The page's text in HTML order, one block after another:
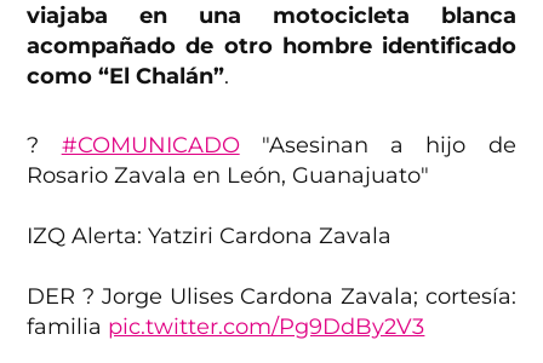
viajaba en una motocicleta blanca
acompañado de otro hombre identificado
como “El Chalán”.
? #COMUNICADO"Asesinan a hijo de
Rosario Zavala en León, Guanajuato"
IZQ Alerta: Yatziri Cardona Zavala
DER ? Jorge Ulises Cardona Zavala; cortesía:
familia pic.twitter.com/Pg9DdBy2V3